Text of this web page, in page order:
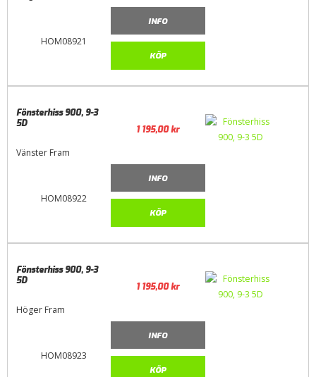
HOM08921
INFO
KÖP
HOM08922
Fönsterhiss 900, 9-3
5D
Vänster Fram
1 195,00kr
INFO
KÖP
HOM08923
Fönsterhiss 900, 9-3
5D
Höger Fram
1 195,00kr
INFO
KÖP